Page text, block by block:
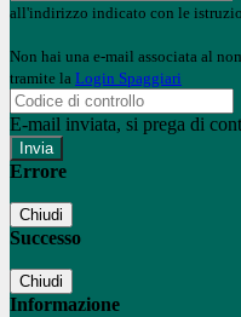
all'indirizzo indicato con le
Non hai una e-mail associata al
tramite la Login Spaggiari
E-mail inviata, si prega di
Errore
Chiudi
Successo
Chiudi
Informazione